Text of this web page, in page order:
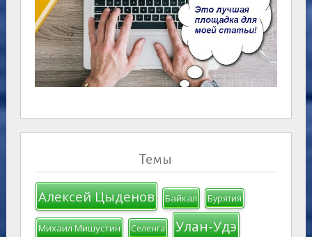
Темы
Алексей Цыденов Байкал Бурятия
Михаил Мишустин Селенга Улан-Удэ